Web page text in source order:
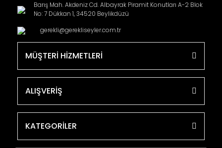
Barış Mah. Akdeniz Cd. Albayrak Piramit Konutları A-2 Blok
No: 7 Dükkan 1, 34520 Beylikdüzü
gerekli@gerekliseyler.com.tr
MÜŞTERİ HİZMETLERİ
ALIŞVERİŞ
KATEGORİLER